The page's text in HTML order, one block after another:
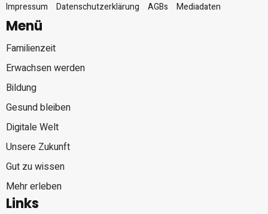
Impressum
Datenschutzerklärung AGBs Mediadaten
Menü
Familienzeit
Erwachsen werden
Bildung
Gesund bleiben
Digitale Welt
Unsere Zukunft
Gut zu wissen
Mehr erleben
Links